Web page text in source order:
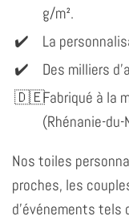
g/m².
La
Des milliers
Fabriqué à la
(Rhénanie-
Nos toiles
proches, les
d'événements tels